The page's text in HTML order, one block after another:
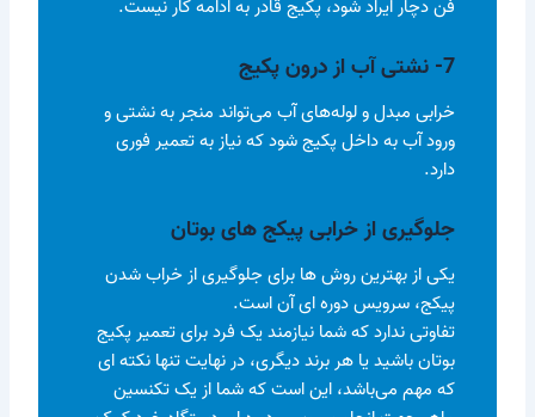
فن دچار ایراد شود، پکیج قادر به ادامه کار نیست.
7- نشتی آب از درون پکیج
خرابی مبدل و لوله‌های آب می‌تواند منجر به نشتی و
ورود آب به داخل پکیج شود که نیاز به تعمیر فوری
دارد.
جلوگیری از خرابی پیکج های بوتان
یکی از بهترین روش ها برای جلوگیری از خراب شدن
پیکج، سرویس دوره ای آن است.
تفاوتی ندارد که شما نیازمند یک فرد برای تعمیر پکیج
بوتان باشید یا هر برند دیگری، در نهایت تنها نکته ای
که مهم می‌باشد، این است که شما از یک تکنسین